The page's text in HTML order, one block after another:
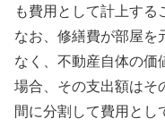
も費用として計上する
なお、修繕費が部屋を
なく、不動産自体の価
場合、その支出額はそ
間に分割して費用とし